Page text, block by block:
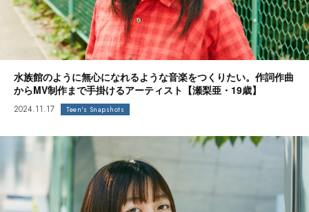
水族館のように無心になれるような音楽をつくりたい。作詞作曲
からMV制作まで手掛けるアーティスト【瀬梨亜・19歳】
2024.11.17 Teen's Snapshots